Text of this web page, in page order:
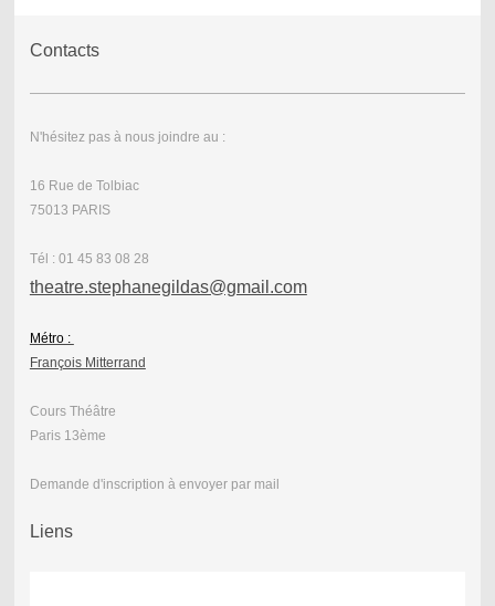
Contacts
N'hésitez pas à nous joindre au :
16 Rue de Tolbiac
75013 PARIS
Tél : 01 45 83 08 28
theatre.stephanegildas@gmail.com
Métro :
François Mitterrand
Cours Théâtre
Paris 13ème
Demande d'inscription à envoyer par mail
Liens